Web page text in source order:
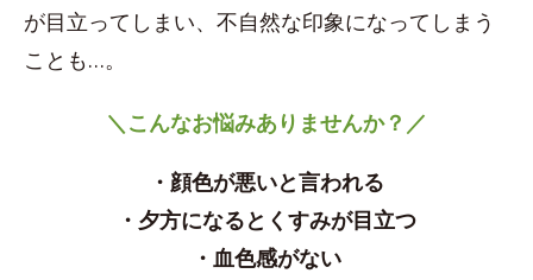
が目立ってしまい、不自然な印象になってしまう
ことも…。
＼こんなお悩みありませんか？／
・顔色が悪いと言われる
・夕方になるとくすみが目立つ
・血色感がない